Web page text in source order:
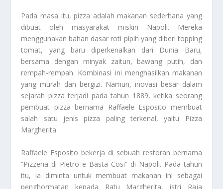
Pada masa itu, pizza adalah makanan sederhana yang
dibuat oleh masyarakat miskin Napoli. Mereka
menggunakan bahan dasar roti pipih yang diberi topping
tomat, yang baru diperkenalkan dari Dunia Baru,
bersama dengan minyak zaitun, bawang putih, dan
rempah-rempah. Kombinasi ini menghasilkan makanan
yang murah dan bergizi. Namun, inovasi besar dalam
sejarah pizza terjadi pada tahun 1889, ketika seorang
pembuat pizza bernama Raffaele Esposito membuat
salah satu jenis pizza paling terkenal, yaitu Pizza
Margherita.
Raffaele Esposito bekerja di sebuah restoran bernama
“Pizzeria di Pietro e Basta Cosi” di Napoli. Pada tahun
itu, ia diminta untuk membuat makanan ini sebagai
penghormatan kepada Ratu Margherita, istri Raja